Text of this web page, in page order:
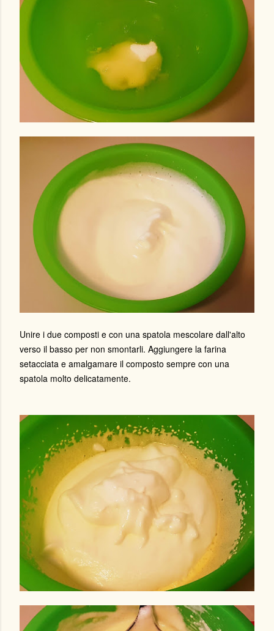
Unire i due composti e con una spatola mescolare dall'alto
verso il basso per non smontarli. Aggiungere la farina
setacciata e amalgamare il composto sempre con una
spatola molto delicatamente.